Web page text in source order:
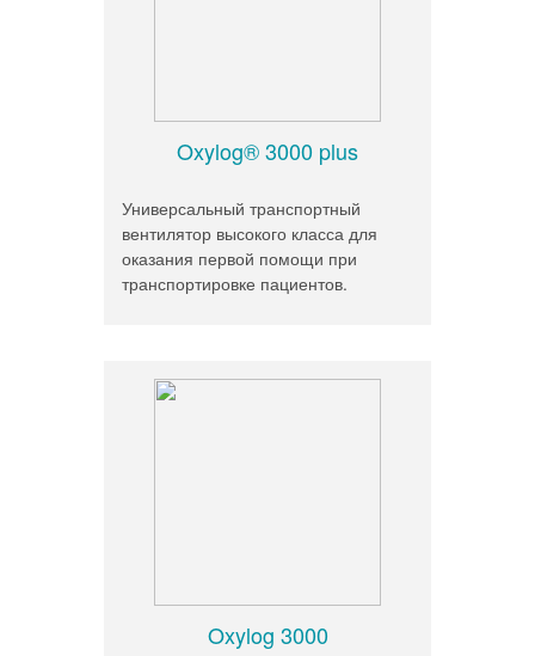
Oxylog® 3000 plus
Универсальный транспортный
вентилятор высокого класса для
оказания первой помощи при
транспортировке пациентов.
Oxylog 3000